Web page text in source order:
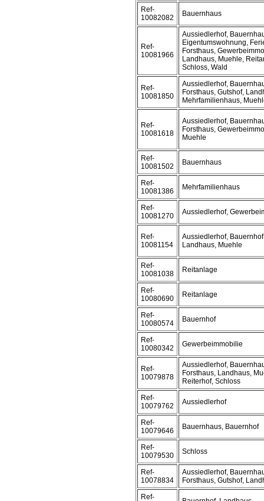
Ref-
10082082
Bauernhaus
Ref-
10081966
Aussiedlerhof,
Eigentumswohnung,
Forsthaus,
Landhaus, Muehle,
Schloss, Wald
Ref-
10081850
Aussiedlerhof,
Forsthaus, Gutshof,
Mehrfamilienhaus,
Ref-
10081618
Aussiedlerhof,
Forsthaus,
Muehle
Ref-
10081502
Bauernhaus
Ref-
10081386
Mehrfamilienhaus
Ref-
10081270
Aussiedlerhof,
Ref-
10081154
Aussiedlerhof,
Landhaus, Muehle
Ref-
10081038
Reitanlage
Ref-
10080690
Reitanlage
Ref-
10080574
Bauernhof
Ref-
10080342
Gewerbeimmobilie
Ref-
10079878
Aussiedlerhof,
Forsthaus, Landhaus,
Reiterhof, Schloss
Ref-
10079762
Aussiedlerhof
Ref-
10079646
Bauernhaus, Bauernhof
Ref-
10079530
Schloss
Ref-
10078834
Aussiedlerhof,
Forsthaus, Gutshof,
Ref-